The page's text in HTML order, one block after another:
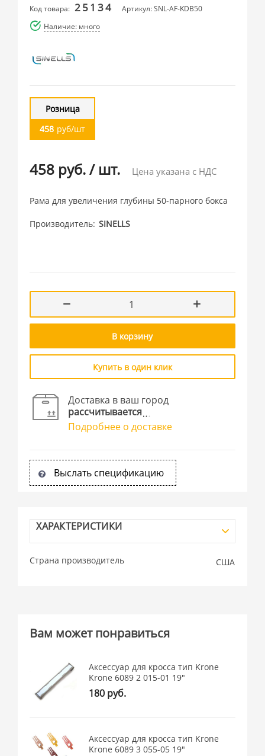
Код товара: 25134
Артикул: SNL-AF-KDB50
Наличие: много
Розница
458 руб/шт
458 руб./ шт. Цена указана с НДС
Рама для увеличения глубины 50-парного бокса
Производитель SINELLS
В корзину
Купить в один клик
Доставка в ваш город
рассчитывается
Подробнее о доставке
Выслать спецификацию
ХАРАКТЕРИСТИКИ
Страна производитель США
Вам может понравиться
Аксессуар для кросса тип Krone
Krone 6089 2 015-01 19"
180 руб.
Аксессуар для кросса тип Krone
Krone 6089 3 055-05 19"